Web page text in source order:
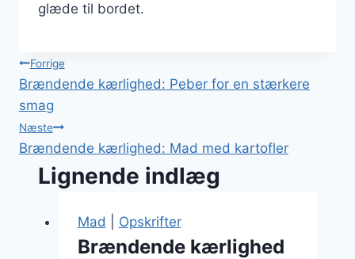
glæde til bordet.
Indlægsnavigation
Forrige
Brændende kærlighed: Peber for en stærkere
smag
Næste
Brændende kærlighed: Mad med kartofler
Lignende indlæg
Mad Opskrifter
Brændende kærlighed